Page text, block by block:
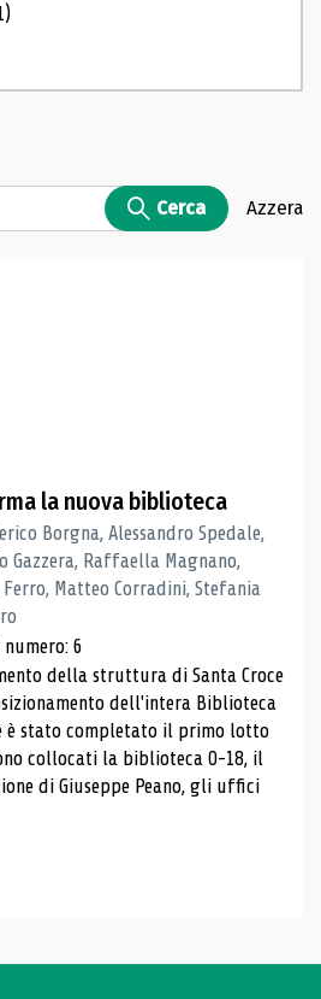
Cerca Azzera
la nuova biblioteca
Borgna, Alessandro Spedale,
Gazzera, Raffaella Magnano,
Matteo Corradini, Stefania
numero: 6
della struttura di Santa Croce
dell'intera Biblioteca
è stato completato il primo lotto
collocati la biblioteca 0-18, il
di Giuseppe Peano, gli uffici